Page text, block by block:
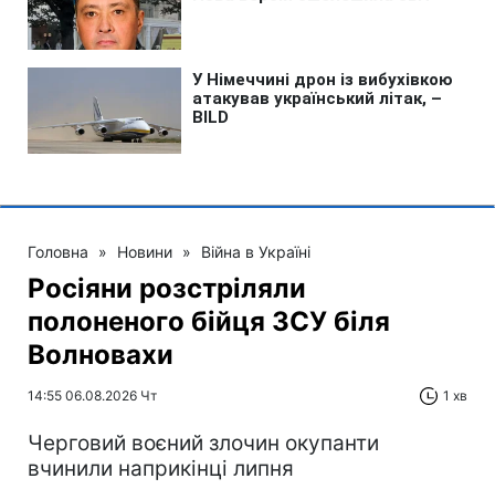
Головна » Новини » Війна в Україні
Росіяни розстріляли
полоненого бійця ЗСУ біля
Волновахи
14:55 06.08.2026 Чт 1 хв
Черговий воєний злочин окупанти
вчинили наприкінці липня